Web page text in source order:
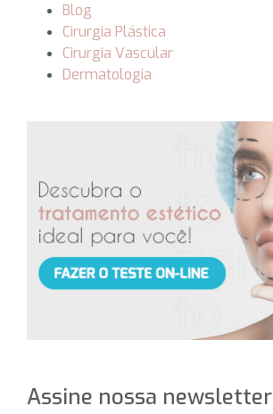
Blog
Cirurgia Plástica
Cirurgia Vascular
Dermatologia
Assine nossa newsletter